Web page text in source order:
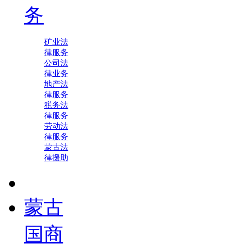
务
矿业法
律服务
公司法
律业务
地产法
律服务
税务法
律服务
劳动法
律服务
蒙古法
律援助
蒙古
国商